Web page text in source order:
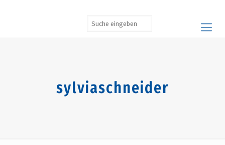
sylviaschneider